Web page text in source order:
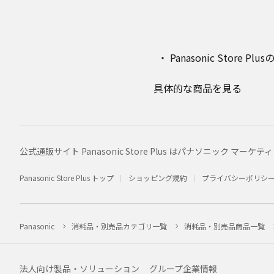
Panasonic Store Plus
具体的な商品を見る
公式通販サイト Panasonic Store Plus はパナソニック マーケテ
Panasonic Store Plus トップ ショッピング規約 プライバシーポリシー
Panasonic 消耗品・別売品カテゴリ一覧 消耗品・別売品商品一覧
法人向け製品・ソリューション グループ企業情報